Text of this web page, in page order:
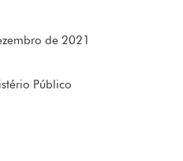
de 2021
Público